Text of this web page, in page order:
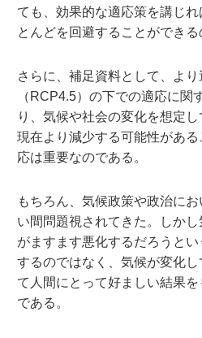
ても、効果的な適応策を講じ
とんどを回避することができる
さらに、補足資料として、よ
（RCP4.5）の下での適応に関
り、気候や社会の変化を想定
現在より減少する可能性があ
応は重要なのである。
もちろん、気候政策や政治に
い間問題視されてきた。しか
がますます悪化するだろうと
するのではなく、気候が変化
て人間にとって好ましい結果
である。